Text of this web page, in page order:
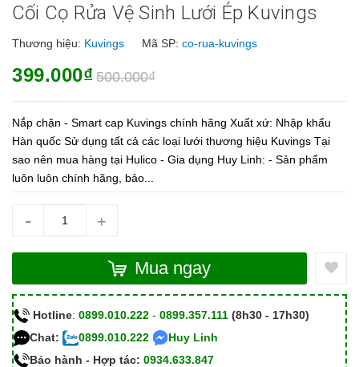
Cối Cọ Rửa Vệ Sinh Lưới Ép Kuvings
Thương hiệu: Kuvings Mã SP: co-rua-kuvings
399.000₫ 500.000₫
Nắp chặn - Smart cap Kuvings chính hãng Xuất xứ: Nhập khẩu
Hàn quốc Sử dụng tất cả các loại lưới thương hiệu Kuvings Tại
sao nên mua hàng tại Hulico - Gia dụng Huy Linh: - Sản phẩm
luôn luôn chính hãng, bảo...
- +
Mua ngay
Hotline: 0899.010.222 - 0899.357.111 (8h30 - 17h30)
Chat:
0899.010.222
Huy Linh
Bảo hành - Hợp tác: 0934.633.847